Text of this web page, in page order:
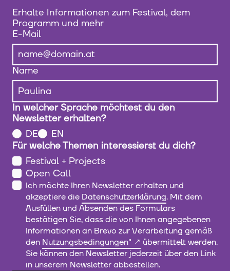
Erhalte Informationen zum Festival, dem
Programm und mehr
E-Mail
Name
In welcher Sprache möchtest du den
Newsletter erhalten?
DE
EN
Für welche Themen interessierst du dich?
Festival + Projects
Open Call
Ich möchte Ihren Newsletter erhalten und
akzeptiere die Datenschutzerklärung. Mit dem
Ausfüllen und Absenden des Formulars
bestätigen Sie, dass die von Ihnen angegebenen
Informationen an Brevo zur Verarbeitung gemäß
den Nutzungsbedingungen"
übermittelt werden.
Sie können den Newsletter jederzeit über den Link
in unserem Newsletter abbestellen.